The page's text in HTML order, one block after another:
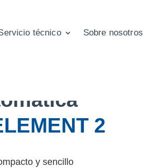
técnico Sobre nosotros
2
y sencillo